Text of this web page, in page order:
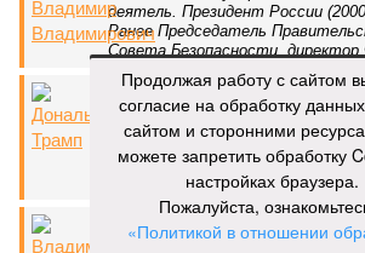
Киев перешёл к террору
адекватный ответ
Киев перешёл к террору гражданских, пора
(коллаж: рисунок - Темур Козаев, фото -
Продолжая работу с сайтом
согласие на обработку
сайтом и сторонними
можете запретить обработку
настройках браузера.
Пожалуйста,
«Политикой в отношении